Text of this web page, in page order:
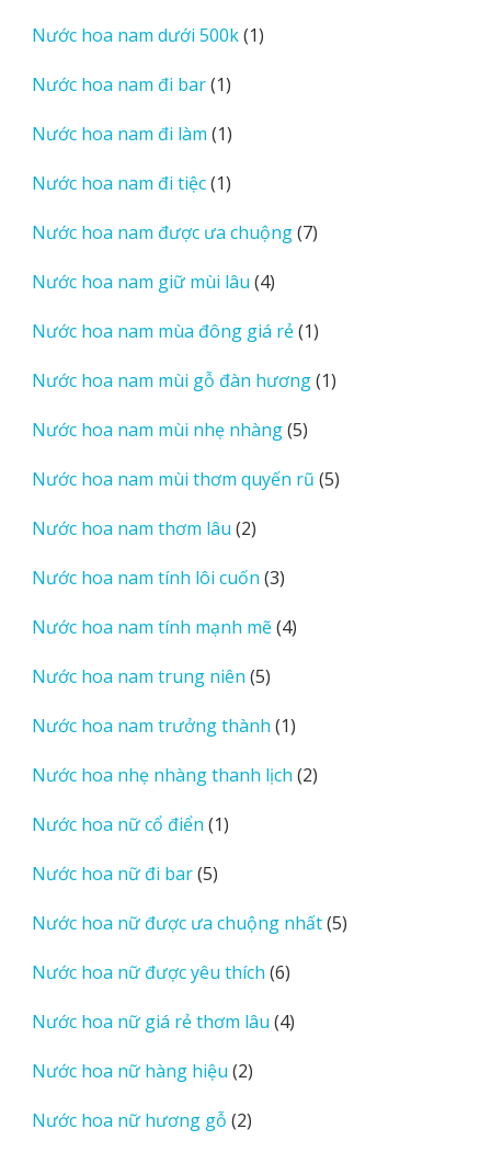
Nước hoa nam dưới 500k 11
Nước hoa nam đi bar 11
phẩm
Nước hoa nam đi làm 11
phẩm
Nước hoa nam đi tiệc 11
phẩm
Nước hoa nam được ưa chuộng 77
Nước hoa nam giữ mùi lâu 44
phẩm
Nước hoa nam mùa đông giá rẻ 11
phẩm
Nước hoa nam mùi gỗ đàn hương 11
Nước hoa nam mùi nhẹ nhàng 55
phẩm
Nước hoa nam mùi thơm quyến rũ 55
Nước hoa nam thơm lâu 22
phẩm
Nước hoa nam tính lôi cuốn 33
phẩm
Nước hoa nam tính mạnh mẽ 44
Nước hoa nam trung niên 55
phẩm
Nước hoa nam trưởng thành 11
phẩm
Nước hoa nhẹ nhàng thanh lịch 22
Nước hoa nữ cổ điển 11
Nước hoa nữ đi bar 55
phẩm
Nước hoa nữ được ưa chuộng nhất 55
Nước hoa nữ được yêu thích 66
phẩm
Nước hoa nữ giá rẻ thơm lâu 44
Nước hoa nữ hàng hiệu 22
phẩm
Nước hoa nữ hương gỗ 22